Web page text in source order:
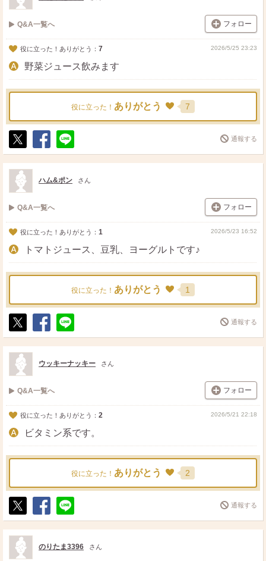
Q&A一覧へ フォロー
役に立った！ありがとう： 7 2026/5/25 23:23
野菜ジュース飲みます
役に立った！ ありがとう 7
ポ
ス
ト
シ
ェ
送
る
通報する
ハム&ポン さん
Q&A一覧へ フォロー
役に立った！ありがとう： 1 2026/5/23 16:52
トマトジュース、豆乳、ヨーグルトです♪
役に立った！ ありがとう 1
ポ
ス
ト
シ
ェ
送
る
通報する
ウッキーナッキー さん
Q&A一覧へ フォロー
役に立った！ありがとう： 2 2026/5/21 22:18
ビタミン系です。
役に立った！ ありがとう 2
ポ
ス
ト
シ
ェ
送
る
通報する
のりたま3396 さん